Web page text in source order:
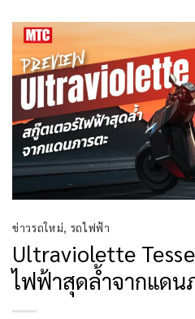
ข่าวรถใหม่, รถไฟฟ้า
Ultraviolette
ไฟฟ้าสุดล้ำจากแดน